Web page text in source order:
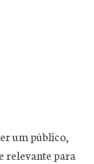
um público,
relevante para